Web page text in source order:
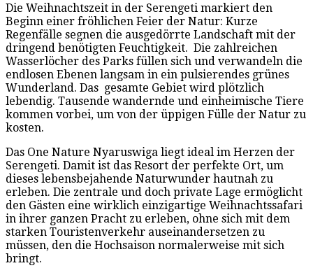
Die Weihnachtszeit in der Serengeti markiert den
Beginn einer fröhlichen Feier der Natur: Kurze
Regenfälle segnen die ausgedörrte Landschaft mit der
dringend benötigten Feuchtigkeit. Die zahlreichen
Wasserlöcher des Parks füllen sich und verwandeln die
endlosen Ebenen langsam in ein pulsierendes grünes
Wunderland. Das gesamte Gebiet wird plötzlich
lebendig. Tausende wandernde und einheimische Tiere
kommen vorbei, um von der üppigen Fülle der Natur zu
kosten.
Das One Nature Nyaruswiga liegt ideal im Herzen der
Serengeti. Damit ist das Resort der perfekte Ort, um
dieses lebensbejahende Naturwunder hautnah zu
erleben. Die zentrale und doch private Lage ermöglicht
den Gästen eine wirklich einzigartige Weihnachtssafari
in ihrer ganzen Pracht zu erleben, ohne sich mit dem
starken Touristenverkehr auseinandersetzen zu
müssen, den die Hochsaison normalerweise mit sich
bringt.